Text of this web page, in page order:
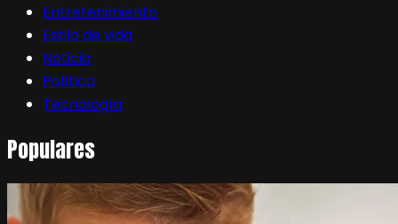
Entretenimiento
Estilo de vida
Noticia
Política
Tecnología
Populares